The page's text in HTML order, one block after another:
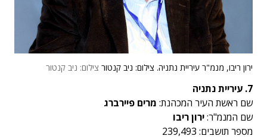
ירון ריבו, מנמ"ר עיריית נתניה. צילום: ניב קנטור צילום: ניב קנטור
7. עיריית נתניה
שם ראשת העיר המכהנת: מרים פיירברג
שם המנמ"ר:ירון ריבו
מספר תושבים: 239,493